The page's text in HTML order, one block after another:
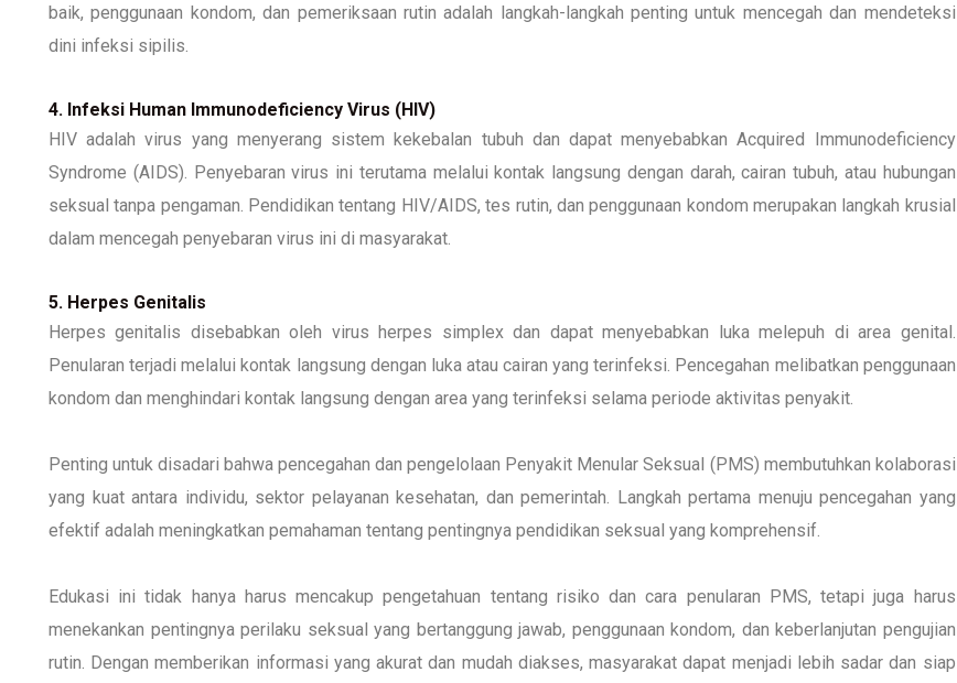
baik, penggunaan kondom, dan pemeriksaan rutin adalah langkah-langkah penting untuk mencegah dan mendeteksi
dini infeksi sipilis.
4. Infeksi Human Immunodeficiency Virus (HIV)
HIV adalah virus yang menyerang sistem kekebalan tubuh dan dapat menyebabkan Acquired Immunodeficiency
Syndrome (AIDS). Penyebaran virus ini terutama melalui kontak langsung dengan darah, cairan tubuh, atau hubungan
seksual tanpa pengaman. Pendidikan tentang HIV/AIDS, tes rutin, dan penggunaan kondom merupakan langkah krusial
dalam mencegah penyebaran virus ini di masyarakat.
5. Herpes Genitalis
Herpes genitalis disebabkan oleh virus herpes simplex dan dapat menyebabkan luka melepuh di area genital.
Penularan terjadi melalui kontak langsung dengan luka atau cairan yang terinfeksi. Pencegahan melibatkan penggunaan
kondom dan menghindari kontak langsung dengan area yang terinfeksi selama periode aktivitas penyakit.
Penting untuk disadari bahwa pencegahan dan pengelolaan Penyakit Menular Seksual (PMS) membutuhkan kolaborasi
yang kuat antara individu, sektor pelayanan kesehatan, dan pemerintah. Langkah pertama menuju pencegahan yang
efektif adalah meningkatkan pemahaman tentang pentingnya pendidikan seksual yang komprehensif.
Edukasi ini tidak hanya harus mencakup pengetahuan tentang risiko dan cara penularan PMS, tetapi juga harus
menekankan pentingnya perilaku seksual yang bertanggung jawab, penggunaan kondom, dan keberlanjutan pengujian
rutin. Dengan memberikan informasi yang akurat dan mudah diakses, masyarakat dapat menjadi lebih sadar dan siap